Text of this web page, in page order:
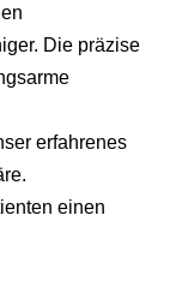
Die präzise
erfahrenes
einen